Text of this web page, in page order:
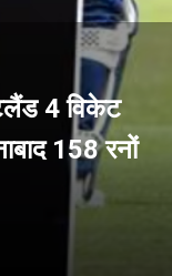
4 विकेट
158 रनों